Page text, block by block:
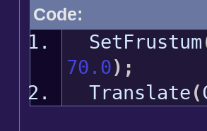
Code:
SetFrustum
70.0) ;
Translate(